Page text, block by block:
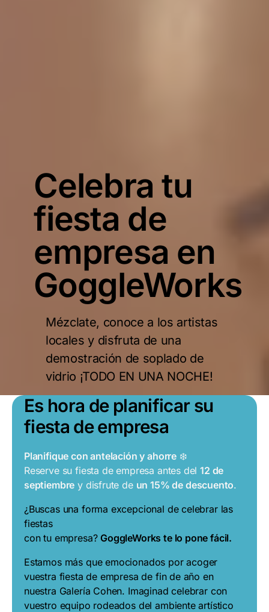
Celebra tu
fiesta de
empresa en
GoggleWorks
Mézclate, conoce a los artistas
locales y disfruta de una
demostración de soplado de
vidrio ¡TODO EN UNA NOCHE!
Es hora de planificar su
fiesta de empresa
Planifique con antelación y ahorre ❄️
Reserve su fiesta de empresa antes del12 de
septiembre y disfrute de un 15% de descuento.
¿Buscas una forma excepcional de celebrar las
fiestas
con tu empresa?GoggleWorks te lo pone fácil.
Estamos más que emocionados por acoger
vuestra fiesta de empresa de fin de año en
nuestra Galería Cohen. Imaginad celebrar con
vuestro equipo rodeados del ambiente artístico